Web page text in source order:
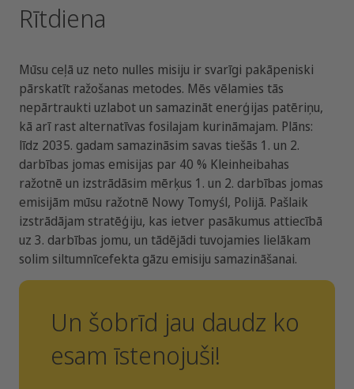
Rītdiena
Mūsu ceļā uz neto nulles misiju ir svarīgi pakāpeniski
pārskatīt ražošanas metodes. Mēs vēlamies tās
nepārtraukti uzlabot un samazināt enerģijas patēriņu,
kā arī rast alternatīvas fosilajam kurināmajam. Plāns:
līdz 2035. gadam samazināsim savas tiešās 1. un 2.
darbības jomas emisijas par 40 % Kleinheibahas
ražotnē un izstrādāsim mērķus 1. un 2. darbības jomas
emisijām mūsu ražotnē Nowy Tomyśl, Polijā. Pašlaik
izstrādājam stratēģiju, kas ietver pasākumus attiecībā
uz 3. darbības jomu, un tādējādi tuvojamies lielākam
solim siltumnīcefekta gāzu emisiju samazināšanai.
Un šobrīd jau daudz ko
esam īstenojuši!